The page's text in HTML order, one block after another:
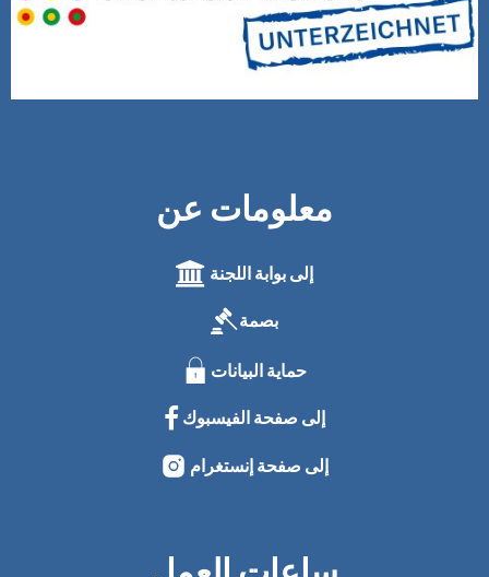
معلومات عن
إلى بوابة اللجنة
بصمة
حماية البيانات
إلى صفحة الفيسبوك
إلى صفحة إنستغرام